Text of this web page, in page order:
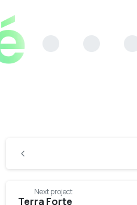
•
Reading
Next project
Terra Forte